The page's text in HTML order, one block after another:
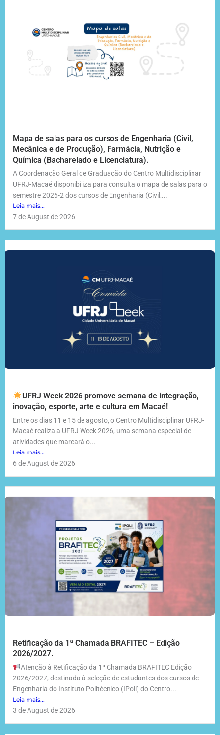
Mapa de salas para os cursos de Engenharia (Civil,
Mecânica e de Produção), Farmácia, Nutrição e
Química (Bacharelado e Licenciatura).
A Coordenação Geral de Graduação do Centro Multidisciplinar
UFRJ-Macaé disponibiliza para consulta o mapa de salas para o
semestre 2026-2 dos cursos de Engenharia (Civil,...
Leia mais...
7 de August de 2026
UFRJ Week 2026 promove semana de integração,
inovação, esporte, arte e cultura em Macaé!
Entre os dias 11 e 15 de agosto, o Centro Multidisciplinar UFRJ-
Macaé realiza a UFRJ Week 2026, uma semana especial de
atividades que marcará o...
Leia mais...
6 de August de 2026
Retificação da 1ª Chamada BRAFITEC – Edição
2026/2027.
Atenção à Retificação da 1ª Chamada BRAFITEC Edição
2026/2027, destinada à seleção de estudantes dos cursos de
Engenharia do Instituto Politécnico (IPoli) do Centro...
Leia mais...
3 de August de 2026